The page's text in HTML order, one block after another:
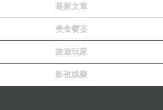
☆．☆．☆．☆．☆．☆．☆．☆
君辰愛分享團購活動
最新文章
美食饗宴
旅遊玩家
影視娛樂